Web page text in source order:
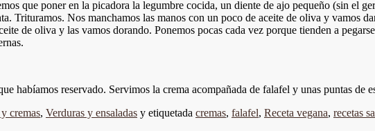
que poner en la picadora la legumbre cocida, un diente de ajo pequeño (sin el
Trituramos. Nos manchamos las manos con un poco de aceite de oliva y vamos
de oliva y las vamos dorando. Ponemos pocas cada vez porque tienden a
habíamos reservado. Servimos la crema acompañada de falafel y unas puntas de
cremas, Verduras y ensaladas y etiquetada cremas, falafel, Receta vegana, recetas